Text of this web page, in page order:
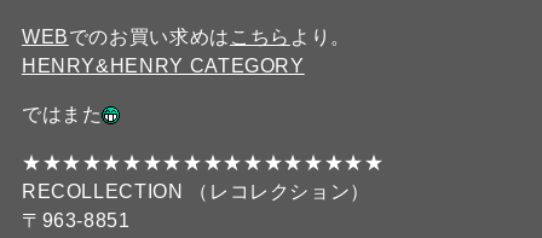
WEBでのお買い求めは こちら より。
HENRY&HENRY CATEGORY
ではまた
★★★★★★★★★★★★★★★★★★
RECOLLECTION （レコレクション）
〒963-8851